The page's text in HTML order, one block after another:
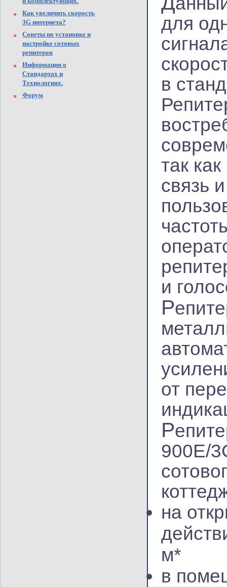
Как увеличить скорость
3G интернета?
Советы по установке и
настройке сотовых
репитеров
Информация о
Стандартах и
Технологиях.
Форум
для
в
так
связь
и
Р
от
Р
900E/
на
м*
в